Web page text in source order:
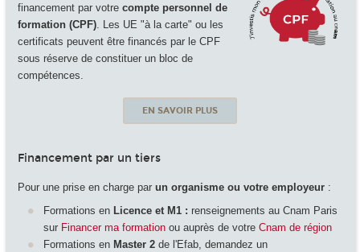
financement par votre compte personnel de
formation (CPF). Les UE "à la carte" ou les
certificats peuvent être financés par le CPF
sous réserve de constituer un bloc de
compétences.
EN SAVOIR PLUS
Financement par un tiers
Pour une prise en charge par un organisme ou votre employeur:
Formations en Licence et M1 : renseignements au Cnam Paris
sur Financer ma formation ou auprès de votre Cnam de région
Formations en Master 2 de l'Efab, demandez un